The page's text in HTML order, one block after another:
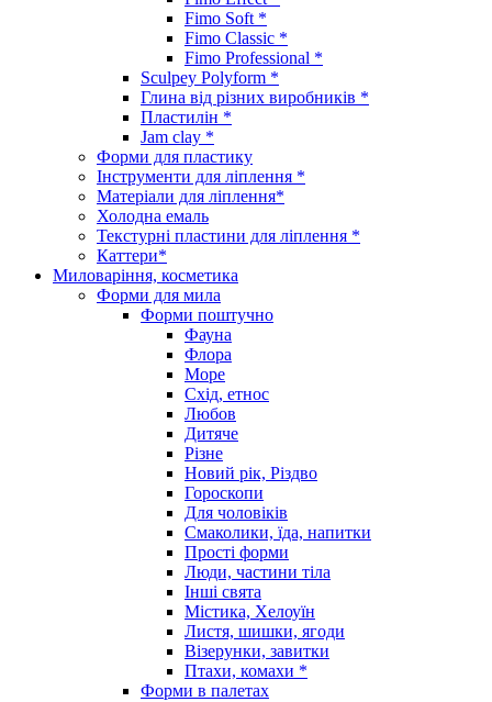
Fimo Soft *
Fimo Classic *
Fimo Professional *
Sculpey Polyform *
Глина від різних виробників *
Пластилін *
Jam clay *
Форми для пластику
Інструменти для ліплення *
Матеріали для ліплення*
Холодна емаль
Текстурні пластини для ліплення *
Каттери*
Миловаріння, косметика
Форми для мила
Форми поштучно
Фауна
Флора
Море
Схід, етнос
Любов
Дитяче
Різне
Новий рік, Різдво
Гороскопи
Для чоловіків
Смаколики, їда, напитки
Прості форми
Люди, частини тіла
Інші свята
Містика, Хелоуїн
Листя, шишки, ягоди
Візерунки, завитки
Птахи, комахи *
Форми в палетах